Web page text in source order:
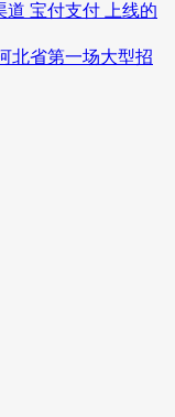
道 宝付支付 上线的
北省第一场大型招